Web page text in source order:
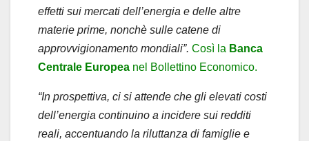
effetti sui mercati dell’energia e delle altre
materie prime, nonchè sulle catene di
approvvigionamento mondiali”. Così la Banca
Centrale Europea nel Bollettino Economico.
“In prospettiva, ci si attende che gli elevati costi
dell’energia continuino a incidere sui redditi
reali, accentuando la riluttanza di famiglie e